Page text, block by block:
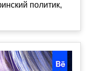
политик,